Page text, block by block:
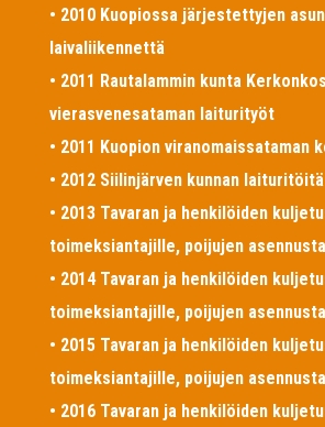
• 2010 Kuopiossa järjestettyjen
laivaliikennettä
• 2011 Rautalammin kunta
vierasvenesataman laiturityöt
• 2011 Kuopion
• 2012 Siilinjärven kunnan
• 2013 Tavaran ja henkilöiden
toimeksiantajille, poijujen asennusta
• 2014 Tavaran ja henkilöiden
toimeksiantajille, poijujen asennusta
• 2015 Tavaran ja henkilöiden
toimeksiantajille, poijujen asennusta
• 2016 Tavaran ja henkilöiden